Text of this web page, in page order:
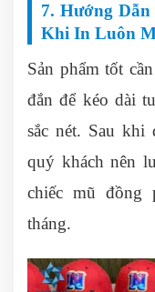
7. Hướng
Khi In Luôn
Sản phẩm tốt
đắn để kéo dài
sắc nét. Sau
quý khách nên
chiếc mũ đồng
tháng.